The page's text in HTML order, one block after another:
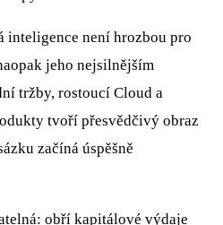
inteligence není hrozbou pro
jeho nejsilnějším
tržby, rostoucí Cloud a
tvoří přesvědčivý obraz
začíná úspěšně
obří kapitálové výdaje